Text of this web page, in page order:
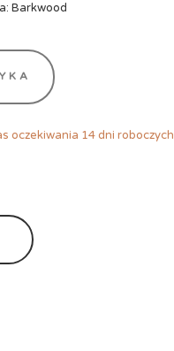
Barkwood
oczekiwania 14 dni roboczych